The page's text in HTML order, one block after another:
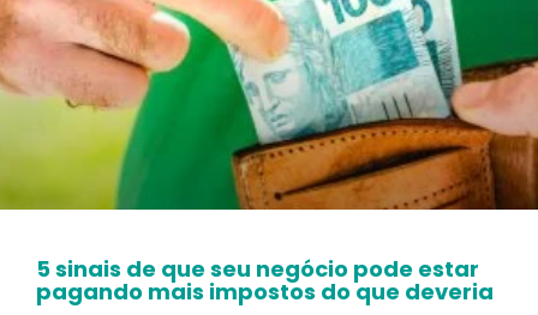
5 sinais de que seu negócio pode estar
pagando mais impostos do que deveria